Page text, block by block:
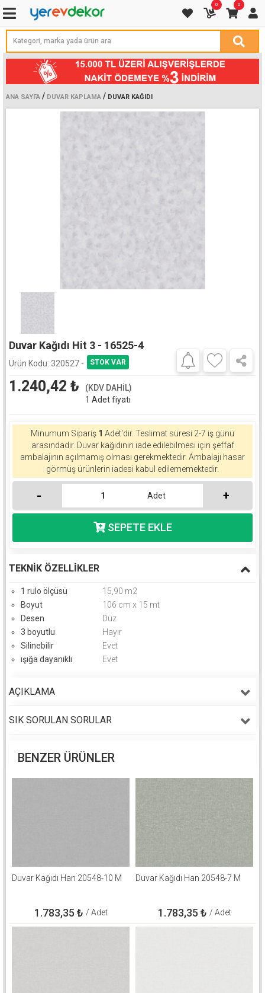
0 0
ANA SAYFA / DUVAR KAPLAMA / DUVAR KAĞIDI
Duvar Kağıdı Hit 3 - 16525-4
Ürün Kodu: 320527 -
1.240,42 ₺
(KDV DAHİL)
1 Adet fiyatı
Minumum Sipariş 1 Adet'dir. Teslimat süresi 2-7 iş günü
arasındadır. Duvar kağıdının iade edilebilmesi için şeffaf
ambalajının açılmamış olması gerekmektedir. Ambalajı hasar
görmüş ürünlerin iadesi kabul edilememektedir.
- Adet +
TEKNIK ÖZELLIKLER
1 rulo ölçüsü
15,90 m2
Boyut
106 cm x 15 mt
Desen
Düz
3 boyutlu
Hayır
Silinebilir
Evet
ışığa dayanıklı
Evet
AÇIKLAMA
SIK SORULAN SORULAR
BENZER ÜRÜNLER
Duvar Kağıdı Han 20548-10 M
1.783,35 ₺ / Adet
Duvar Kağıdı Han 20548-7 M
1.783,35 ₺ / Adet